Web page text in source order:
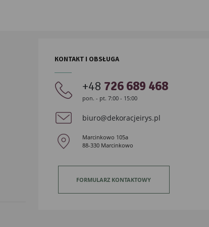
KONTAKT I OBSŁUGA
+48 726 689 468
pon. - pt. 7:00 - 15:00
biuro@dekoracjeirys.pl
Marcinkowo 105a
88-330 Marcinkowo
FORMULARZ KONTAKTOWY